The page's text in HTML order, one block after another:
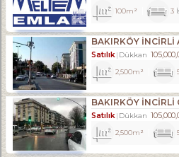
100m² 3
Satılık Dükkan
2,500m²
Satılık Dükkan
2,500m²